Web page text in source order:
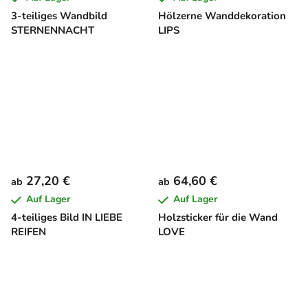
3-teiliges Wandbild
STERNENNACHT
Hölzerne Wanddekoration
LIPS
4-teiliges Bild IN LIEBE
REIFEN
ab 27,20 €
Auf Lager
Holzsticker für die Wand
LOVE
ab 64,60 €
Auf Lager